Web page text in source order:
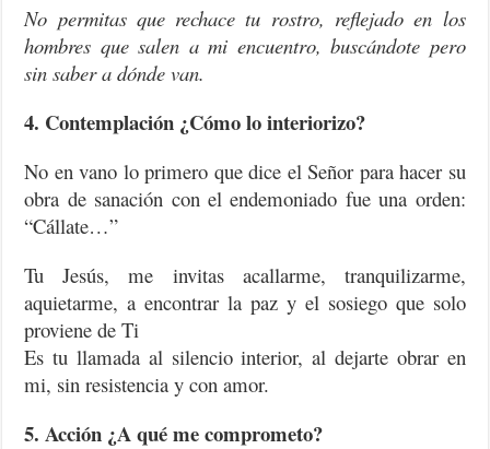
No permitas que rechace tu rostro, reflejado en los
hombres que salen a mi encuentro, buscándote pero
sin saber a dónde van.
4. Contemplación ¿Cómo lo interiorizo?
No en vano lo primero que dice el Señor para hacer su
obra de sanación con el endemoniado fue una orden:
“Cállate…”
Tu Jesús, me invitas acallarme, tranquilizarme,
aquietarme, a encontrar la paz y el sosiego que solo
proviene de Ti
Es tu llamada al silencio interior, al dejarte obrar en
mi, sin resistencia y con amor.
5. Acción ¿A qué me comprometo?